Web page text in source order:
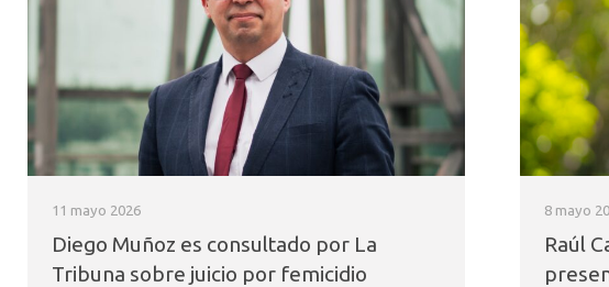
11 mayo 2026
Diego Muñoz es consultado por La
Tribuna sobre juicio por femicidio
8 mayo
Raúl